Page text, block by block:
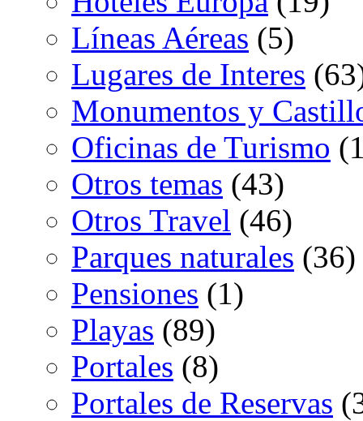
Líneas Aéreas (5)
Lugares de Interes
Monumentos y
Oficinas de Turismo
Otros temas (43)
Otros Travel (46)
Parques naturales (36)
Pensiones (1)
Playas (89)
Portales (8)
Portales de Reservas